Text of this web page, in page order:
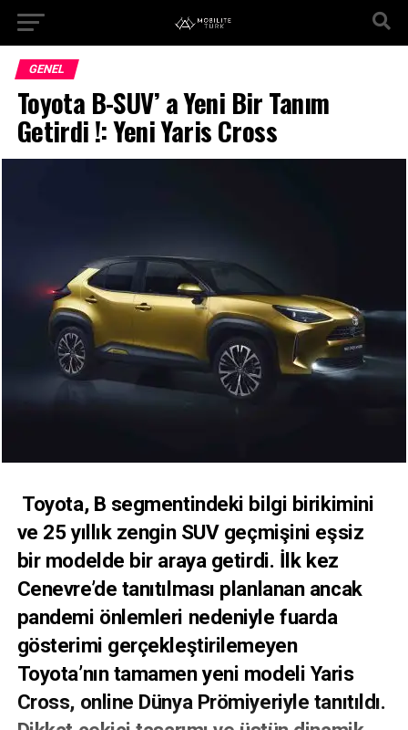
GENEL
Toyota B-SUV’ a Yeni Bir Tanım
Getirdi !: Yeni Yaris Cross
Toyota, B segmentindeki bilgi birikimini
ve 25 yıllık zengin SUV geçmişini eşsiz
bir modelde bir araya getirdi. İlk kez
Cenevre’de tanıtılması planlanan ancak
pandemi önlemleri nedeniyle fuarda
gösterimi gerçekleştirilemeyen
Toyota’nın tamamen yeni modeli Yaris
Cross, online Dünya Prömiyeriyle tanıtıldı.